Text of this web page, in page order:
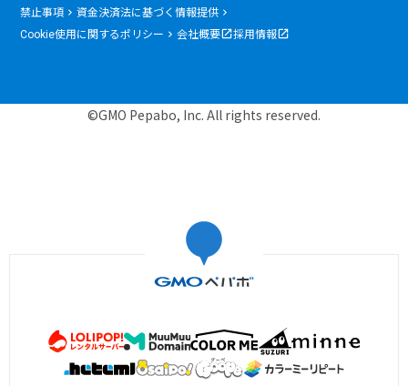
禁止事項
資金決済法に基づく情報提供
Cookie使用に関するポリシー
会社概要 採用情報
©GMO Pepabo, Inc. All rights reserved.